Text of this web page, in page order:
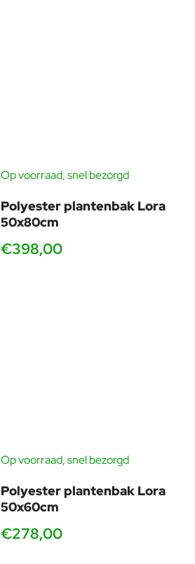
Op voorraad, snel bezorgd
Polyester plantenbak Lora
50x80cm
€398,00
Op voorraad, snel bezorgd
Polyester plantenbak Lora
50x60cm
€278,00